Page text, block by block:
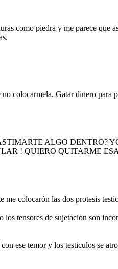
como piedra y me parece que
colocarmela. Gatar dinero para
ALGO DENTRO?
! QUIERO QUITARME
colocarón las dos protesis
tensores de sujetacion son
ese temor y los testiculos se